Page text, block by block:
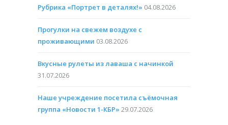
Рубрика «Портрет в деталях!» 04.08.2026
Прогулки на свежем воздухе с
проживающими 03.08.2026
Вкусные рулеты из лаваша с начинкой
31.07.2026
Наше учреждение посетила съёмочная
группа «Новости 1-КБР» 29.07.2026